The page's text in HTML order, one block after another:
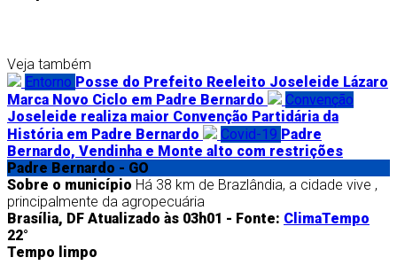
Veja também
Entorno Posse do Prefeito Reeleito Joseleide Lázaro
Marca Novo Ciclo em Padre Bernardo
Convenção
Joseleide realiza maior Convenção Partidária da
História em Padre Bernardo
Covid-19 Padre
Bernardo, Vendinha e Monte alto com restrições
Padre Bernardo - GO
Sobre o município Há 38 km de Brazlândia, a cidade vive ,
principalmente da agropecuária
Brasília, DF Atualizado às 03h01 - Fonte: ClimaTempo
22°
Tempo limpo